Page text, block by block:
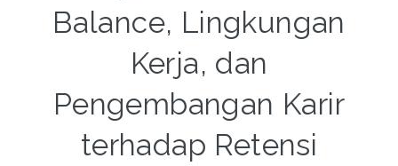
Balance, Lingkungan
Kerja, dan
Pengembangan Karir
terhadap Retensi